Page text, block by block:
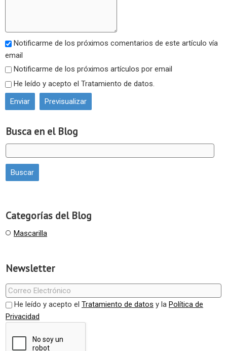
Busca en el Blog
Categorías del Blog
Mascarilla
Newsletter
He leído y acepto el Tratamiento de datos y la Política de
Privacidad
Notificarme de los próximos comentarios de este artículo vía
email
Notificarme de los próximos artículos por email
He leído y acepto el Tratamiento de datos.